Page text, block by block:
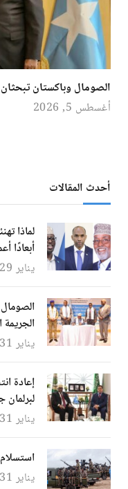
الصومال وباكستان تبحثان
أغسطس 5, 2026
أحدث المقالات
لماذا
أبعادًا
يناير 29, 2025
الجريمة
يناير 31, 2025
إعادة
لبرلمان
يناير 31, 2025
يناير 31, 2025